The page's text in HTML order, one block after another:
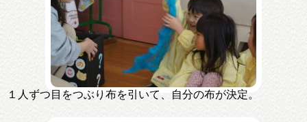
１人ずつ目をつぶり布を引いて、自分の布が決定。